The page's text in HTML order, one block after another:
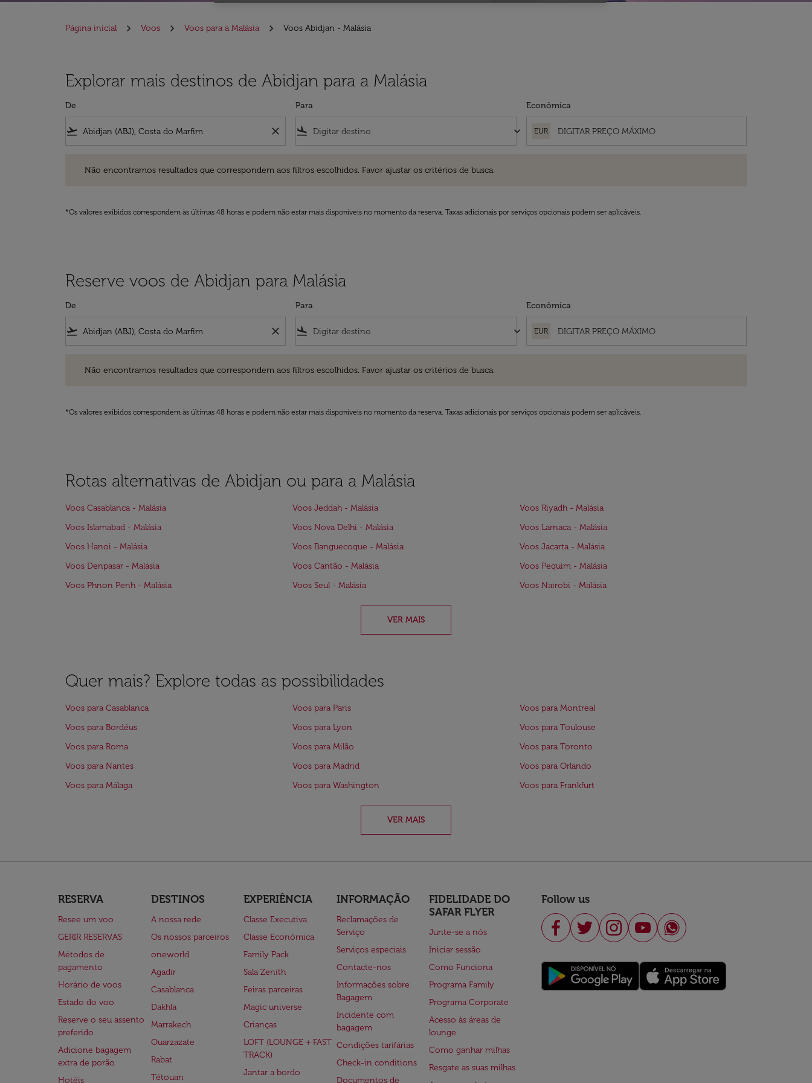
Página inicial Voos Voos para a Malásia Voos Abidjan - Malásia
Explorar mais destinos de Abidjan para a Malásia
De
flight_takeoff close
Para
flight_land keyboard_arrow_down
Econômica
EUR
Não encontramos resultados que correspondem aos filtros escolhidos. Favor ajustar os critérios de busca.
*Os valores exibidos correspondem às últimas 48 horas e podem não estar mais disponíveis no momento da reserva. Taxas adicionais por serviços opcionais podem ser aplicáveis.
Reserve voos de Abidjan para Malásia
De
flight_takeoff close
Para
flight_land keyboard_arrow_down
Econômica
EUR
Não encontramos resultados que correspondem aos filtros escolhidos. Favor ajustar os critérios de busca.
*Os valores exibidos correspondem às últimas 48 horas e podem não estar mais disponíveis no momento da reserva. Taxas adicionais por serviços opcionais podem ser aplicáveis.
Rotas alternativas de Abidjan ou para a Malásia
Voos Casablanca - Malásia Voos Jeddah - Malásia
Voos Riyadh - Malásia
Voos Islamabad - Malásia
Voos Nova Delhi - Malásia
Voos Larnaca - Malásia
Voos Hanoi - Malásia
Voos Banguecoque - Malásia
Voos Jacarta - Malásia
Voos Denpasar - Malásia
Voos Cantão - Malásia
Voos Pequim - Malásia
Voos Phnon Penh - Malásia
Voos Seul - Malásia Voos Nairobi - Malásia
VER MAIS
Quer mais? Explore todas as possibilidades
Voos para Casablanca Voos para Paris
Voos para Montreal
Voos para Bordéus
Voos para Lyon
Voos para Toulouse
Voos para Roma
Voos para Milão
Voos para Toronto
Voos para Nantes
Voos para Madrid
Voos para Orlando
Voos para Málaga
Voos para Washington Voos para Frankfurt
VER MAIS
RESERVA
Resee um voo
GERIR RESERVAS
Métodos de
pagamento
Horário de voos
Estado do voo
Reserve o seu assento
preferido
Adicione bagagem
extra de porão
Hotéis
DESTINOS
A nossa rede
Os nossos parceiros
oneworld
Agadir
Casablanca
Dakhla
Marrakech
Ouarzazate
Rabat
Tétouan
EXPERIÊNCIA
Classe Executiva
Classe Económica
Family Pack
Sala Zenith
Feiras parceiras
Magic universe
Crianças
LOFT (LOUNGE + FAST
TRACK)
Jantar a bordo
INFORMAÇÃO
Reclamações de
Serviço
Serviços especiais
Contacte-nos
Informações sobre
Bagagem
Incidente com
bagagem
Condições tarifárias
Check-in conditions
Documentos de
FIDELIDADE DO
SAFAR FLYER
Junte-se a nós
Iniciar sessão
Como Funciona
Programa Family
Programa Corporate
Acesso às áreas de
lounge
Como ganhar milhas
Resgate as suas milhas
Follow us